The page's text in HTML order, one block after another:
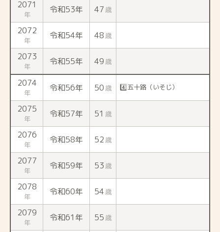
2071
年 令和53年 47 歳
2072
年 令和54年 48 歳
2073
年 令和55年 49 歳
2074
年 令和56年 50 歳 4️⃣五十路（いそじ）
2075
年 令和57年 51 歳
2076
年 令和58年 52 歳
2077
年 令和59年 53 歳
2078
年 令和60年 54 歳
2079
年 令和61年 55 歳